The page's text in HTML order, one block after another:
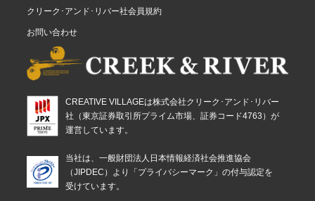
クリーク･アンド･リバー社会員規約
お問い合わせ
CREATIVE VILLAGEは株式会社クリーク･アンド･リバー
社（東京証券取引所プライム市場、証券コード4763）が
運営しています。
当社は、一般財団法人日本情報経済社会推進協会
（JIPDEC）より「プライバシーマーク」の付与認定を
受けています。